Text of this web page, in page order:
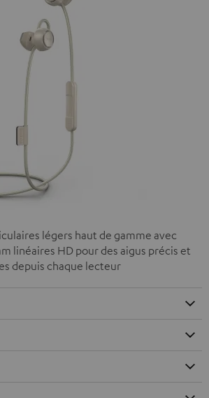
légers haut de gamme avec
linéaires HD pour des aigus précis et
depuis chaque lecteur